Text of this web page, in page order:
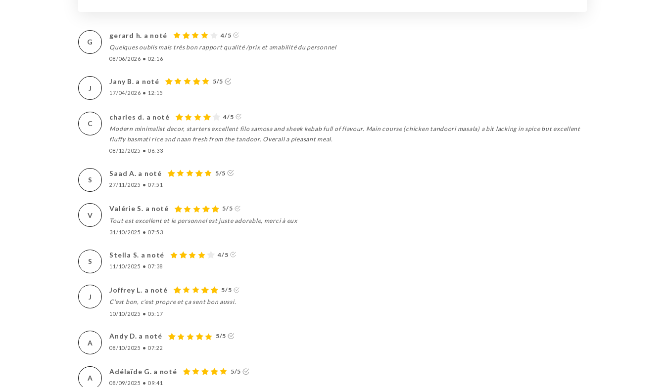
G
gerard h. a noté
4/5
Quelques oublis mais très bon rapport qualité /prix et amabilité du personnel
08/06/2026 • 02:16
J
Jany B. a noté 5/5
17/04/2026 • 12:15
C
charles d. a noté
4/5
Modern minimalist decor, starters excellent filo samosa and sheek kebab full of flavour. Main course (chicken tandoori masala) a bit lacking in spice but excellent
fluffy basmati rice and naan fresh from the tandoor. Overall a pleasant meal.
08/12/2025 • 06:33
S
Saad A. a noté 5/5
27/11/2025 • 07:51
V
Valérie S. a noté
5/5
Tout est excellent et le personnel est juste adorable, merci à eux
31/10/2025 • 07:53
S
Stella S. a noté 4/5
11/10/2025 • 07:38
J
Joffrey L. a noté
5/5
C'est bon, c'est propre et ça sent bon aussi.
10/10/2025 • 05:17
A
Andy D. a noté 5/5
08/10/2025 • 07:22
A
Adélaïde G. a noté 5/5
08/09/2025 • 09:41